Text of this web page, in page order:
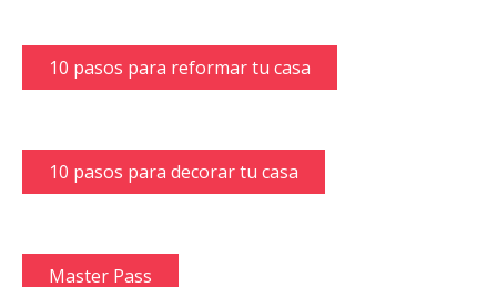
10 pasos para reformar tu casa
10 pasos para decorar tu casa
Master Pass